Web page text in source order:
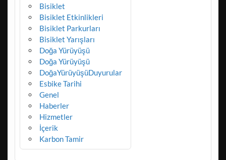
Bisiklet
Bisiklet Etkinlikleri
Bisiklet Parkurları
Bisiklet Yarışları
Doğa Yürüyüşü
Doğa Yürüyüşü
DoğaYürüyüşüDuyurular
Esbike Tarihi
Genel
Haberler
Hizmetler
İçerik
Karbon Tamir